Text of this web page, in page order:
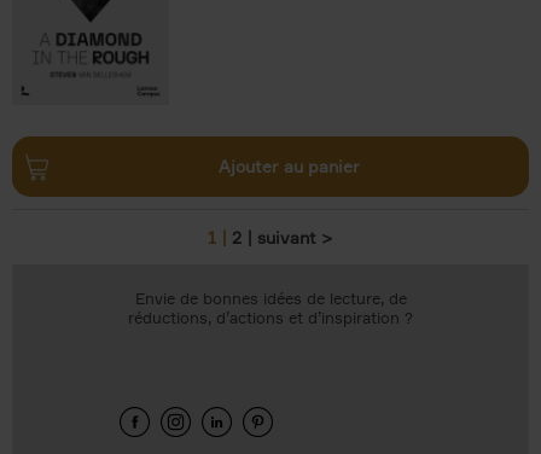
Ajouter au panier
1 2 suivant >
Envie de bonnes idées de lecture, de
réductions, d’actions et d’inspiration ?